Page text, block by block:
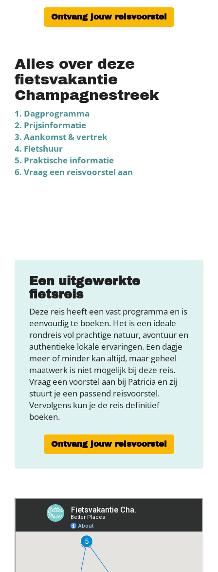
Ontvang jouw reisvoorstel
Alles over deze
fietsvakantie
Champagnestreek
1. Dagprogramma
2. Prijsinformatie
3. Aankomst & vertrek
4. Fietshuur
5. Praktische informatie
6. Vraag een reisvoorstel aan
Een uitgewerkte
fietsreis
Deze reis heeft een vast programma en is
eenvoudig te boeken. Het is een ideale
rondreis vol prachtige natuur, avontuur en
authentieke lokale ervaringen. Een dagje
meer of minder kan altijd, maar geheel
maatwerk is niet mogelijk bij deze reis.
Vraag een voorstel aan bij Patricia en zij
stuurt je een passend reisvoorstel.
Vervolgens kun je de reis definitief
boeken.
Ontvang jouw reisvoorstel